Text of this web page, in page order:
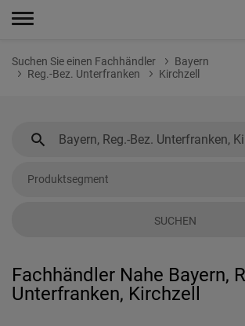
Suchen Sie einen Fachhändler
Bayern
Reg.-Bez. Unterfranken
Kirchzell
Produktsegment
SUCHEN
Fachhändler Nahe Bayern,
Unterfranken, Kirchzell